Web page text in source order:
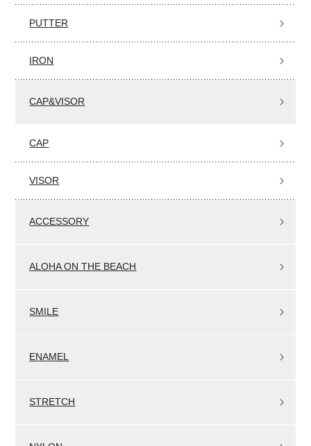
PUTTER
IRON
CAP&VISOR
CAP
VISOR
ACCESSORY
ALOHA ON THE BEACH
SMILE
ENAMEL
STRETCH